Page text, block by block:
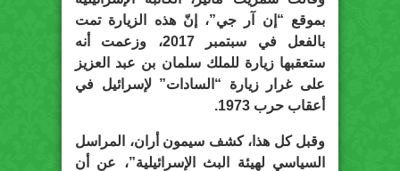
بموقع “إن آر جي”، إنّ هذه الزيارة تمت
بالفعل في سبتمبر 2017، وزعمت أنه
ستعقبها زيارة للملك سلمان بن عبد العزيز
على غرار زيارة “السادات” لإسرائيل في
أعقاب حرب 1973.
وقبل كل هذا، كشف سيمون أران، المراسل
السياسي لهيئة البث الإسرائيلية”، عن أن